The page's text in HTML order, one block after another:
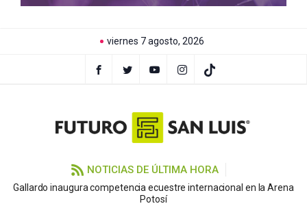
viernes 7 agosto, 2026
NOTICIAS DE ÚLTIMA HORA
Gallardo inaugura competencia ecuestre internacional en la Arena
Potosí